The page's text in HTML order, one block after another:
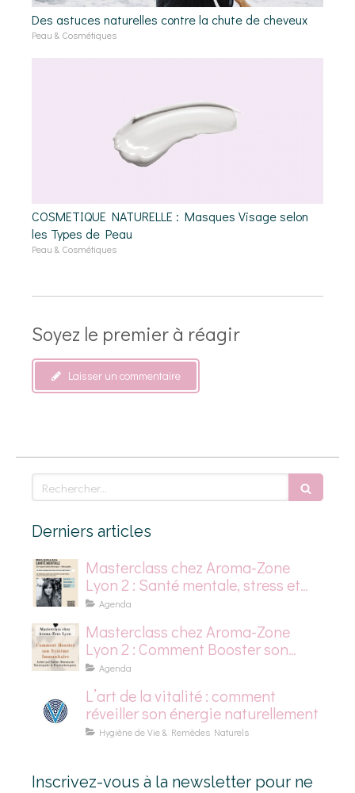
Des astuces naturelles contre la chute de cheveux
Peau & Cosmétiques
COSMETIQUE NATURELLE : Masques Visage selon
les Types de Peau
Peau & Cosmétiques
Soyez le premier à réagir
Laisser un commentaire
Rechercher
Derniers articles
Masterclass chez Aroma-Zone
Lyon 2 : Santé mentale, stress et
dépression saisonnière
Agenda
Masterclass chez Aroma-Zone
Lyon 2 : Comment Booster son
Système Immunitaire
Agenda
L’art de la vitalité : comment
réveiller son énergie naturellement
Hygiène de Vie & Remèdes Naturels
Inscrivez-vous à la newsletter pour ne